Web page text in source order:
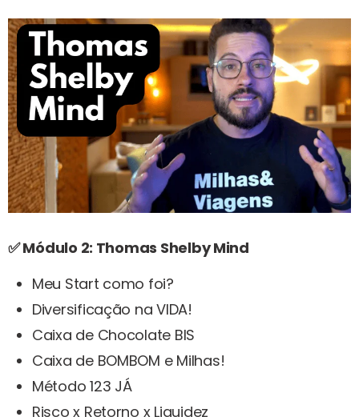
✅ Módulo 2: Thomas Shelby Mind
Meu Start como foi?
Diversificação na VIDA!
Caixa de Chocolate BIS
Caixa de BOMBOM e Milhas!
Método 123 JÁ
Risco x Retorno x Liquidez